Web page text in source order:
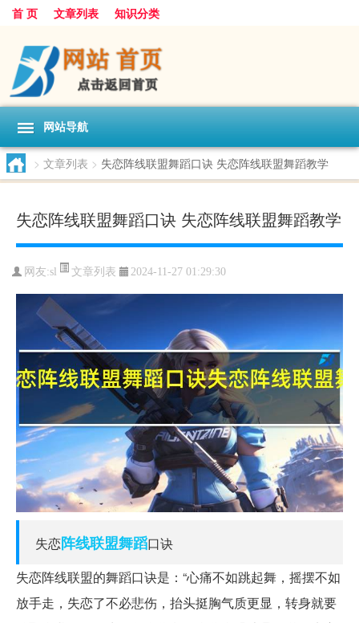
首 页 文章列表 知识分类
网站导航
> 文章列表 > 失恋阵线联盟舞蹈口诀 失恋阵线联盟舞蹈教学
失恋阵线联盟舞蹈口诀 失恋阵线联盟舞蹈教学
网友:sl 文章列表 2024-11-27 01:29:30
失恋阵线联盟舞蹈口诀
失恋阵线联盟的舞蹈口诀是：“心痛不如跳起舞，摇摆不如
放手走，失恋了不必悲伤，抬头挺胸气质更显，转身就要